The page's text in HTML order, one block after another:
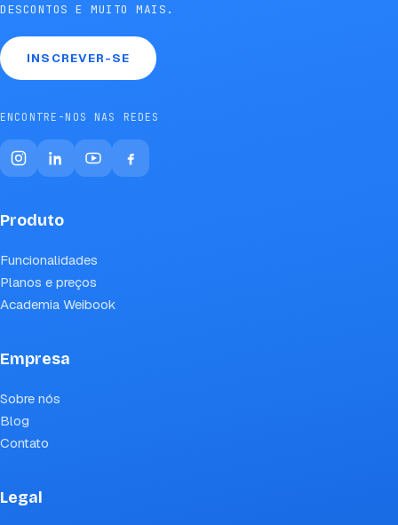
DESCONTOS E MUITO MAIS.
INSCREVER-SE
ENCONTRE-NOS NAS REDES
Produto
Funcionalidades
Planos e preços
Academia Weibook
Empresa
Sobre nós
Blog
Contato
Legal